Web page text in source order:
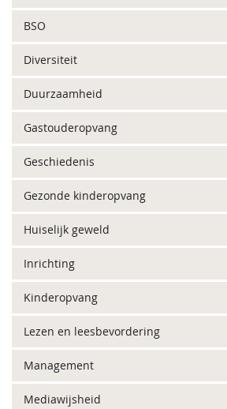
BSO
Diversiteit
Duurzaamheid
Gastouderopvang
Geschiedenis
Gezonde kinderopvang
Huiselijk geweld
Inrichting
Kinderopvang
Lezen en leesbevordering
Management
Mediawijsheid